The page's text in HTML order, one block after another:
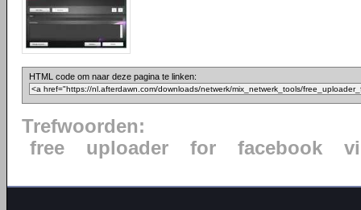
HTML code om naar deze pagina te linken:
Trefwoorden:
free
uploader for facebook